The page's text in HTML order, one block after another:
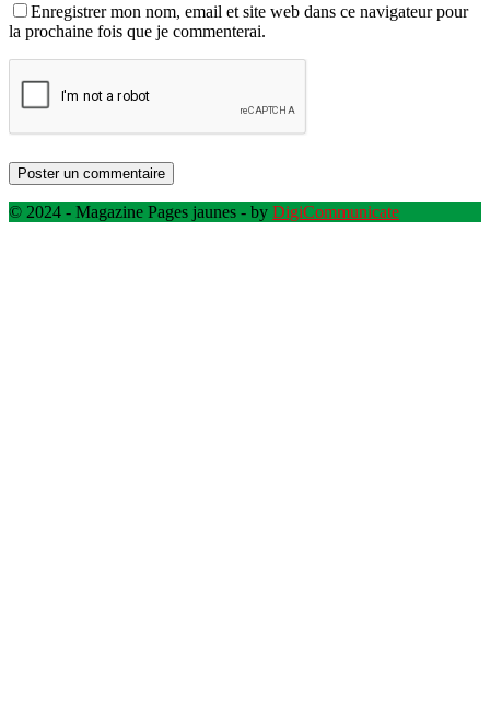
Enregistrer mon nom, email et site web dans ce navigateur pour
la prochaine fois que je commenterai.
© 2024 - Magazine Pages jaunes - by DigiCommunicate